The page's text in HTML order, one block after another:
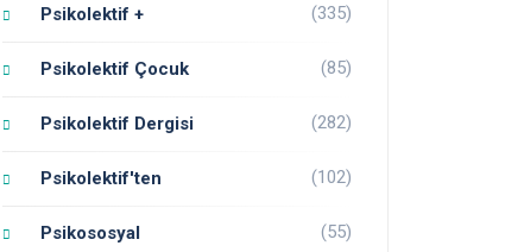
Psikolektif + (335)
Psikolektif Çocuk (85)
Psikolektif Dergisi (282)
Psikolektif'ten (102)
Psikososyal (55)